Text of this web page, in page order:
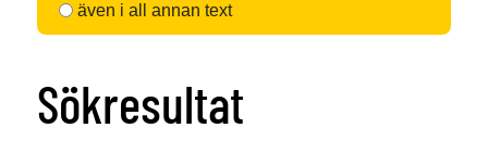
även i all annan text
Sökresultat